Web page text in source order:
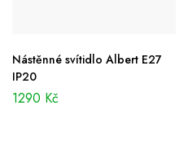
Nástěnné svítidlo Albert E27
IP20
1290 Kč